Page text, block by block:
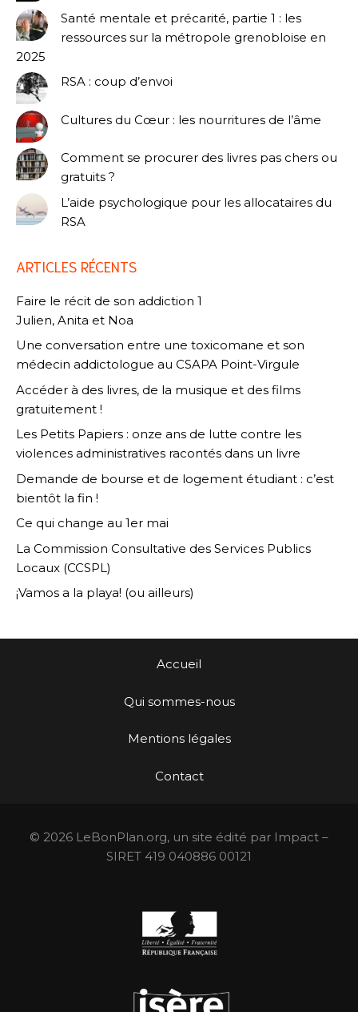
Santé mentale et précarité, partie 1 : les
ressources sur la métropole grenobloise en
2025
RSA : coup d’envoi
Cultures du Cœur : les nourritures de l’âme
Comment se procurer des livres pas chers ou
gratuits ?
L’aide psychologique pour les allocataires du
RSA
ARTICLES RÉCENTS
Faire le récit de son addiction 1
Julien, Anita et Noa
Une conversation entre une toxicomane et son
médecin addictologue au CSAPA Point-Virgule
Accéder à des livres, de la musique et des films
gratuitement !
Les Petits Papiers : onze ans de lutte contre les
violences administratives racontés dans un livre
Demande de bourse et de logement étudiant : c’est
bientôt la fin !
Ce qui change au 1er mai
La Commission Consultative des Services Publics
Locaux (CCSPL)
¡Vamos a la playa! (ou ailleurs)
Accueil
Qui sommes-nous
Mentions légales
Contact
© 2026 LeBonPlan.org, un site édité par Impact –
SIRET 419 040886 00121